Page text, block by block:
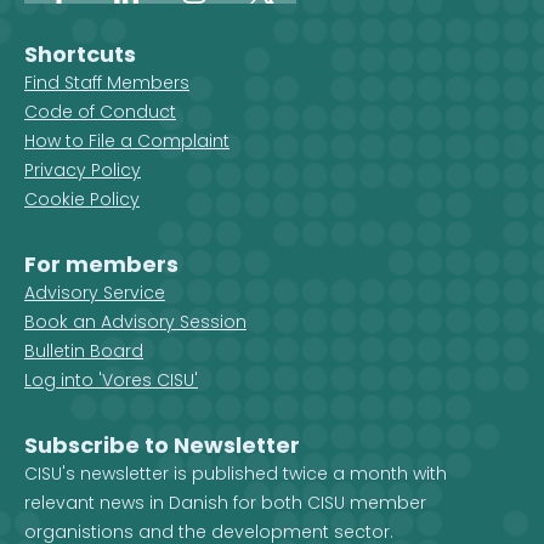
Shortcuts
Find Staff Members
Code of Conduct
How to File a Complaint
Privacy Policy
Cookie Policy
For members
Advisory Service
Book an Advisory Session
Bulletin Board
Log into 'Vores CISU'
Subscribe to Newsletter
CISU's newsletter is published twice a month with
relevant news in Danish for both CISU member
organistions and the development sector.